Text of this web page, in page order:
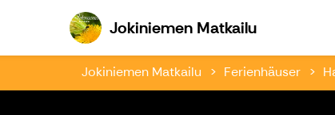
Jokiniemen Matkailu
Jokiniemen Matkailu Ferienhäuser